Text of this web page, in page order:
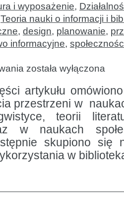
i wyposażenie,
Teoria nauki o informacji i
, design, planowanie,
informacyjne,
Przestrzeń
biblioteczna
socjokulturowym
została wyłączona
artykułu
przestrzeni w
teorii
w naukach
skupiono się
w